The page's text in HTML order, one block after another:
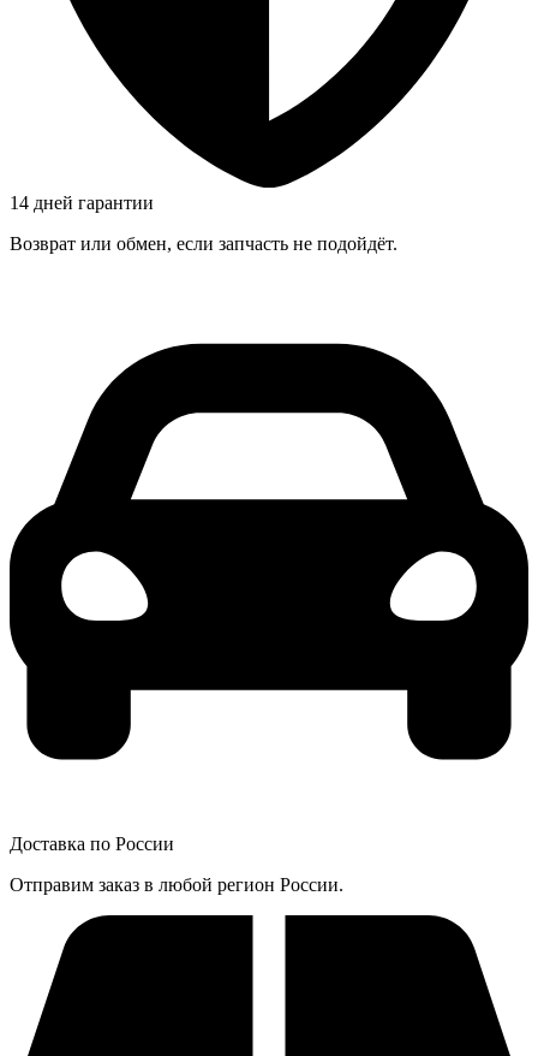
14 дней гарантии
Возврат или обмен, если запчасть не подойдёт.
Доставка по России
Отправим заказ в любой регион России.